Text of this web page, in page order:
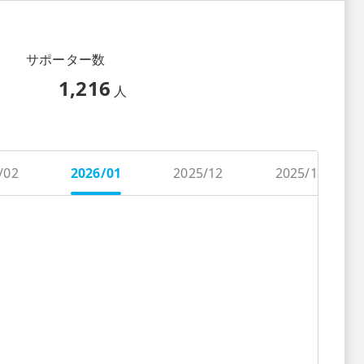
サポーター数
1,216 人
02 2026/01 2025/12 2025/11